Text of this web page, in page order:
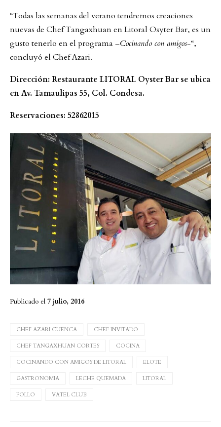
“Todas las semanas del verano tendremos creaciones
nuevas de Chef Tangaxhuan en Litoral Osyter Bar, es un
gusto tenerlo en el programa –Cocinando con amigos-“,
concluyó el Chef Azari.
Dirección: Restaurante LITORAL Oyster Bar se ubica
en Av. Tamaulipas 55, Col. Condesa.
Reservaciones: 52862015
Publicado el 7 julio, 2016
CHEF AZARI CUENCA CHEF INVITADO
CHEF TANGAXHUAN CORTES COCINA
COCINANDO CON AMIGOS DE LITORAL ELOTE
GASTRONOMIA LECHE QUEMADA LITORAL
POLLO VATEL CLUB